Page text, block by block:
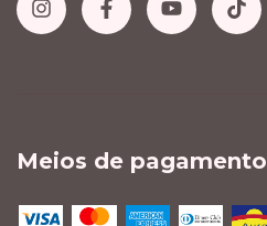
Meios de pagamento